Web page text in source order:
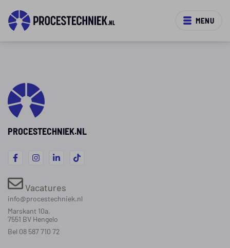
MENU
PROCESTECHNIEK.NL
Vacatures
info@procestechniek.nl
Marskant 10a,
7551 BV Hengelo
Bel 08 587 710 72